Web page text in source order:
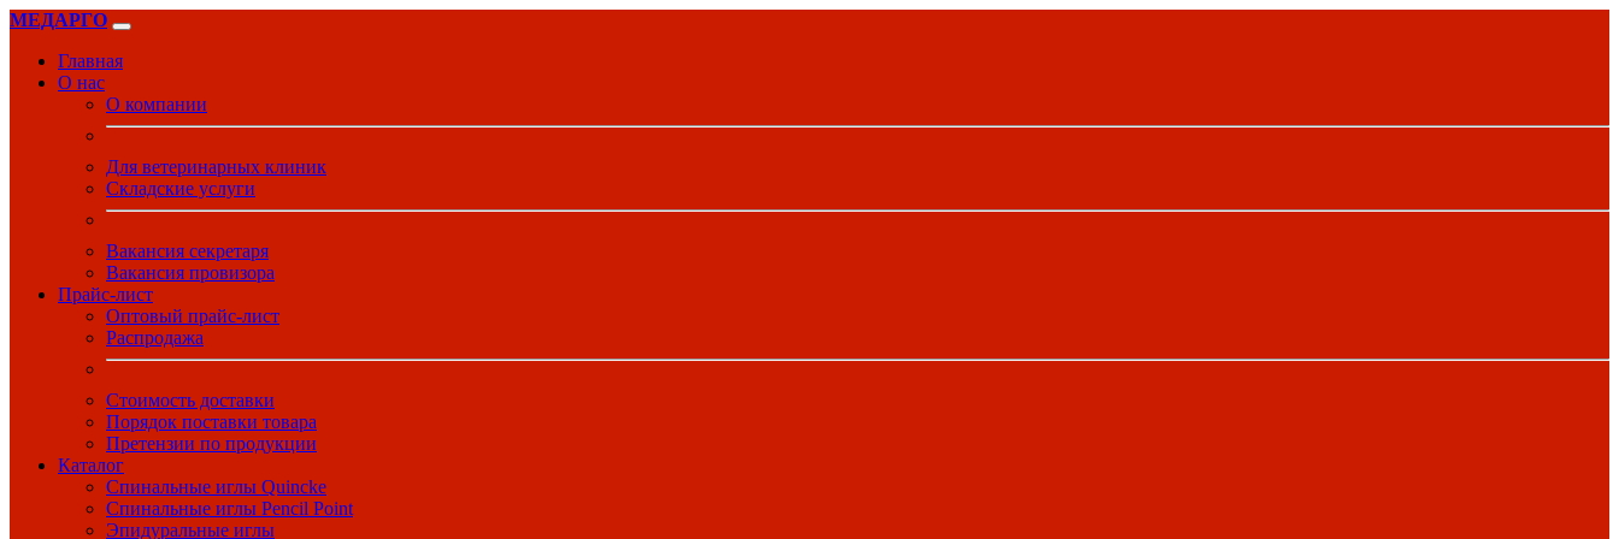
МЕДАРГО
Главная
О нас
О компании
Для ветеринарных клиник
Складские услуги
Вакансия секретаря
Вакансия провизора
Прайс-лист
Оптовый прайс-лист
Распродажа
Стоимость доставки
Порядок поставки товара
Претензии по продукции
Каталог
Спинальные иглы Quincke
Спинальные иглы Pencil Point
Эпидуральные иглы